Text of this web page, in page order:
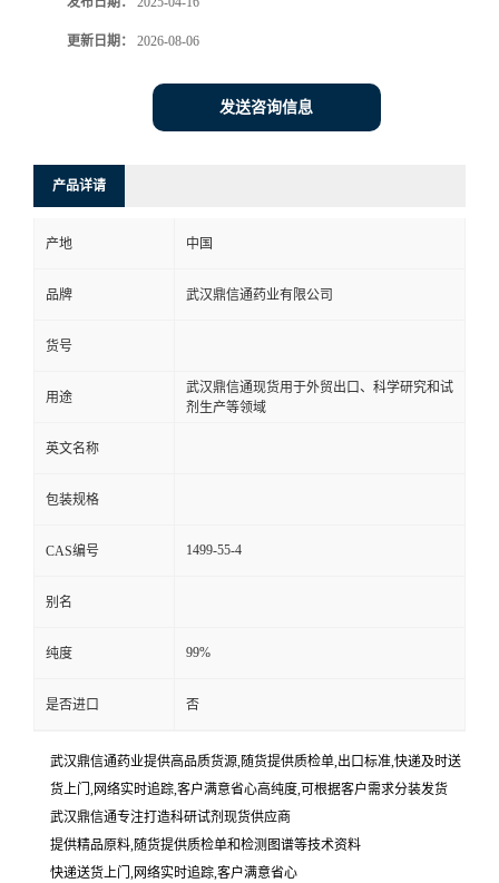
更新日期： 2026-08-06
发送咨询信息
产品详请
产地 中国
品牌 武汉鼎信通药业有限公司
货号
用途
武汉鼎信通现货用于外贸出口、科学研究和试
剂生产等领域
英文名称
包装规格
CAS编号 1499-55-4
别名
纯度 99%
是否进口 否
武汉鼎信通药业提供高品质货源,随货提供质检单,出口标准,快递及时送
货上门,网络实时追踪,客户满意省心高纯度,可根据客户需求分装发货
武汉鼎信通专注打造科研试剂现货供应商
提供精品原料,随货提供质检单和检测图谱等技术资料
快递送货上门,网络实时追踪,客户满意省心